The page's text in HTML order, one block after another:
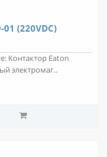
(220VDC)
Контактор Eaton
электромаг..